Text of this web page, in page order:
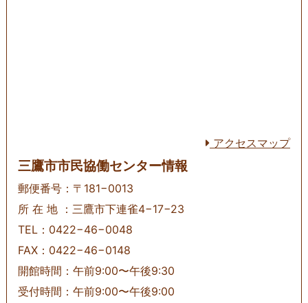
アクセスマップ
三鷹市市民協働センター情報
郵便番号：〒181−0013
所 在 地 ：三鷹市下連雀4−17−23
TEL：0422−46−0048
FAX：0422−46−0148
開館時間：午前9:00〜午後9:30
受付時間：午前9:00〜午後9:00